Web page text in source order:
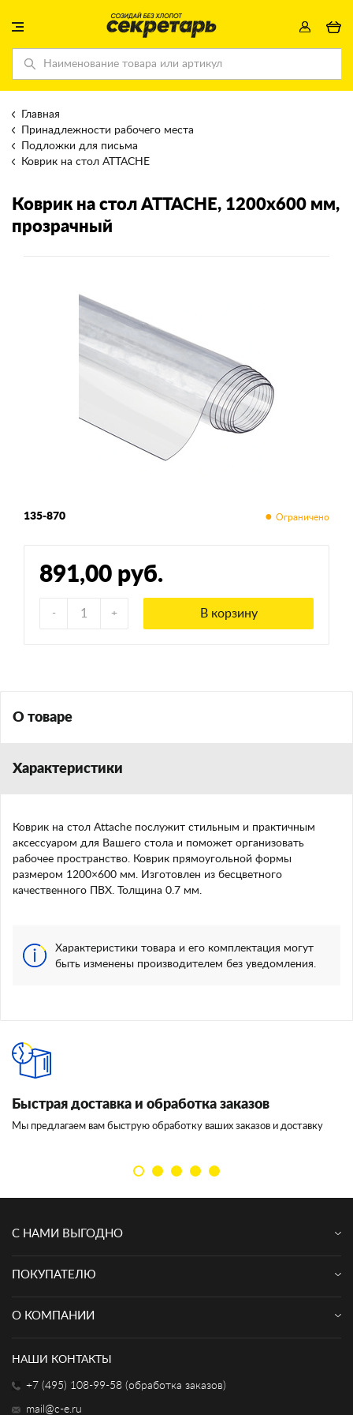
Главная
Принадлежности рабочего места
Подложки для письма
Коврик на стол ATTACHE
Коврик на стол ATTACHE, 1200x600 мм,
прозрачный
135-870
891,00 руб.
В корзину
О товаре
Характеристики
Коврик на стол Attache послужит стильным и практичным
аксессуаром для Вашего стола и поможет организовать
рабочее пространство. Коврик прямоугольной формы
размером 1200×600 мм. Изготовлен из бесцветного
качественного ПВХ. Толщина 0.7 мм.
Характеристики товара и его комплектация могут
быть изменены производителем без уведомления.
Быстрая доставка и обработка заказов
Мы предлагаем вам быструю обработку ваших заказов и доставку
С НАМИ ВЫГОДНО
ПОКУПАТЕЛЮ
О КОМПАНИИ
НАШИ КОНТАКТЫ
+7 (495) 108-99-58 (обработка заказов)
mail@c-e.ru